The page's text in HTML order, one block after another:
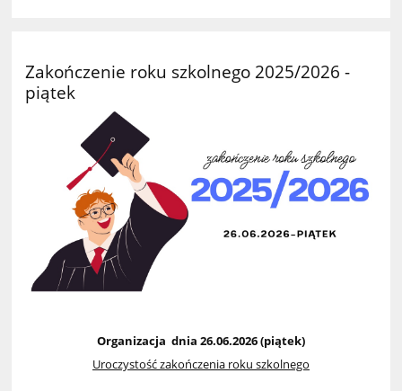
Zakończenie roku szkolnego 2025/2026 -
piątek
Organizacja dnia 26.06.2026 (piątek)
Uroczystość zakończenia roku szkolnego